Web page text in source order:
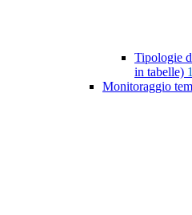
Tipologie
in tabelle) 1
Monitoraggio